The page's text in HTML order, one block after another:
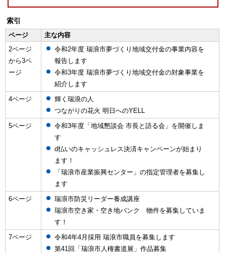
索引
ページ
主な内容
2ページ
から3ペ
ージ
令和2年度 瑞浪市夢づくり地域交付金の事業内容を
報告します
令和3年度 瑞浪市夢づくり地域交付金の対象事業を
紹介します
4ページ
輝く瑞浪の人
つながりの花火 明日へのYELL
5ページ
令和3年度「地域懇談会 市長と語る会」を開催しま
す
d払いのキャッシュレス決済キャンペーンが始まり
ます！
「瑞浪市産業振興センター」の指定管理者を募集し
ます
6ページ
瑞浪市防災リーダー養成講座
瑞浪市空き家・空き地バンク 物件を募集していま
す！
7ページ
令和4年4月採用 瑞浪市職員を募集します
第41回「瑞浪市人権書道展」作品募集